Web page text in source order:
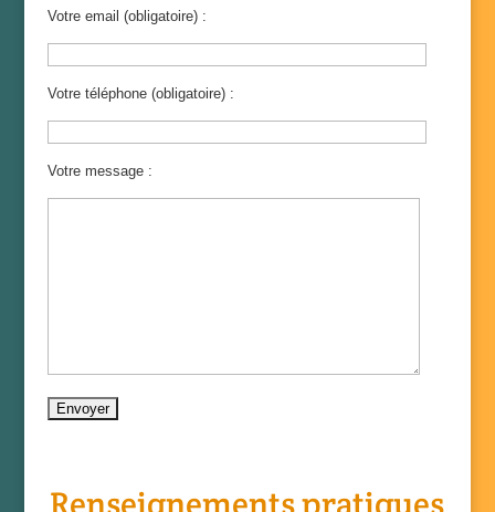
Votre email (obligatoire) :
Votre téléphone (obligatoire) :
Votre message :